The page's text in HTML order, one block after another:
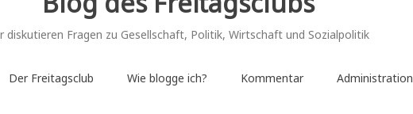
diskutieren Fragen zu Gesellschaft, Politik, Wirtschaft und Sozialpolitik
Der Freitagsclub Wie blogge ich? Kommentar Administration